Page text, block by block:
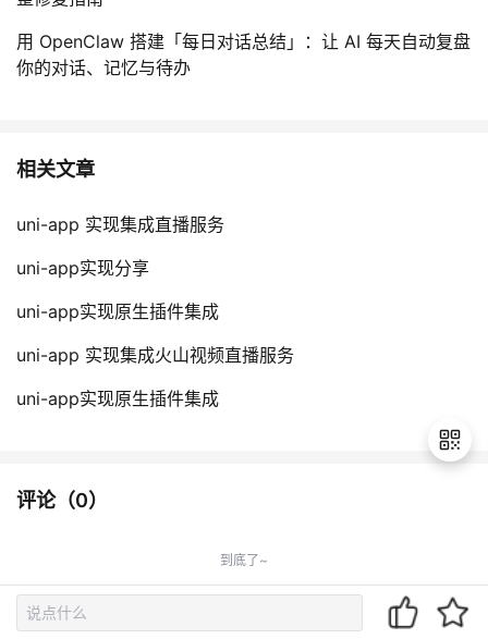
用 OpenClaw 搭建「每日对话总结」：让 AI 每天自动复盘
你的对话、记忆与待办
相关文章
uni-app 实现集成直播服务
uni-app实现分享
uni-app实现原生插件集成
uni-app 实现集成火山视频直播服务
uni-app实现原生插件集成
评论（0）
到底了~